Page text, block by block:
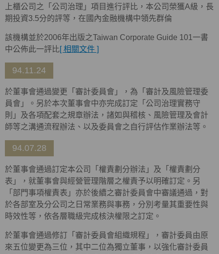
上櫃公司之「公司治理」項目進行評比，本公司榮獲A級，長
期投資3.5分的評等，在國內金融機構中領先群倫
該機構並於2006年出版之Taiwan Corporate Guide 101一書
中公佈此一評比[ 相關文件 ]
94.11.24
於董事會通過變更「審計委員會」，為「審計及風險管理委
員會」。另於本次董事會中亦完成訂定「公司治理實務守
則」及各項配套之規章辦法，諸如與稽核、風險管理及會計
師等之溝通流程辦法、以及委員會之自行評估作業辦法等。
94.07.28
於董事會通過訂定本公司「權責劃分辦法」及「權責劃分
表」，就董事會與經營管理階層之權責予以明確訂定。另
「部門事項權責表」亦於後續之審計委員會中審議通過，對
於各部室及分公司之日常業務與事務，分別考量其重要性與
時效性等，依各層職級完成核決權限之訂定。
於董事會通過修訂「審計委員會組織規程」，審計委員由原
來五位變更為三位，其中二位為獨立董事，以強化審計委員